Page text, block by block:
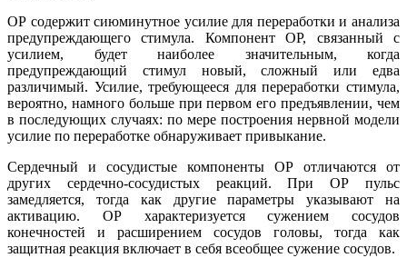
ОР содержит сиюминутное усилие для переработки и анализа
предуп­реждающего стимула. Компонент ОР, связанный с
усилием, будет наиболее значительным, когда
предупреждающий стимул новый, сложный или едва
различимый. Усилие, требующееся для перера­ботки стимула,
вероятно, намного больше при первом его предъяв­лении, чем
в последующих случаях: по мере построения нервной модели
усилие по переработке обнаруживает привыкание.
Сердечный и сосудистые компоненты ОР отличаются от
других сердечно-сосудистых реакций. При ОР пульс
замедляется, тогда как другие параметры указывают на
активацию. ОР характеризуется сужением сосудов
конечностей и расширением сосудов головы, тогда как
защитная реакция включает в себя всеобщее сужение сосудов.